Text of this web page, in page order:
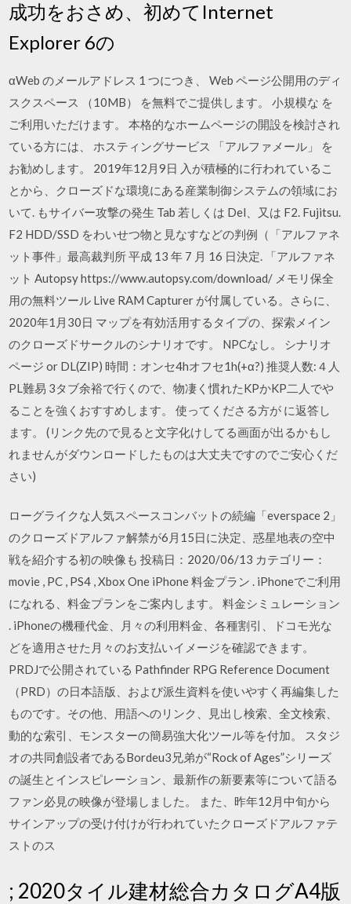
成功をおさめ、初めてInternet
Explorer 6の
αWeb のメールアドレス 1 つにつき、 Web ページ公開用のディ
スクスペース （10MB） を無料でご提供します。 小規模な を
ご利用いただけます。 本格的なホームページの開設を検討され
ている方には、 ホスティングサービス 「アルファメール」 を
お勧めします。 2019年12月9日 入が積極的に行われているこ
とから、クローズドな環境にある産業制御システムの領域にお
いて. もサイバー攻撃の発生 Tab 若しくは Del、又は F2. Fujitsu.
F2 HDD/SSD をわいせつ物と見なすなどの判例（「アルファネ
ット事件」最高裁判所 平成 13 年 7 月 16 日決定. 「アルファネ
ット Autopsy https://www.autopsy.com/download/ メモリ保全
用の無料ツール Live RAM Capturer が付属している。さらに、
2020年1月30日 マップを有効活用するタイプの、探索メイン
のクローズドサークルのシナリオです。 NPCなし。 シナリオ
ページ or DL(ZIP) 時間：オンセ4hオフセ1h(+α?) 推奨人数:４人
PL難易 3タブ余裕で行くので、物凄く慣れたKPかKP二人でや
ることを強くおすすめします。 使ってくださる方が に返答し
ます。 (リンク先ので見ると文字化けしてる画面が出るかもし
れませんがダウンロードしたものは大丈夫ですのでご安心くだ
さい)
ローグライクな人気スペースコンバットの続編「everspace 2」
のクローズドアルファ解禁が6月15日に決定、惑星地表の空中
戦を紹介する初の映像も 投稿日：2020/06/13 カテゴリー：
movie , PC , PS4 , Xbox One iPhone 料金プラン . iPhoneでご利用
になれる、料金プランをご案内します。 料金シミュレーション
. iPhoneの機種代金、月々の利用料金、各種割引、ドコモ光な
どを適用させた月々のお支払いイメージを確認できます。
PRDJで公開されている Pathfinder RPG Reference Document
（PRD）の日本語版、および派生資料を使いやすく再編集した
ものです。その他、用語へのリンク、見出し検索、全文検索、
動的な索引、モンスターの簡易強大化ツール等を付加。 スタジ
オの共同創設者であるBordeu3兄弟が“Rock of Ages”シリーズ
の誕生とインスピレーション、最新作の新要素等について語る
ファン必見の映像が登場しました。 また、昨年12月中旬から
サインアップの受け付けが行われていたクローズドアルファテ
ストのス
; 2020タイル建材総合カタログA4版